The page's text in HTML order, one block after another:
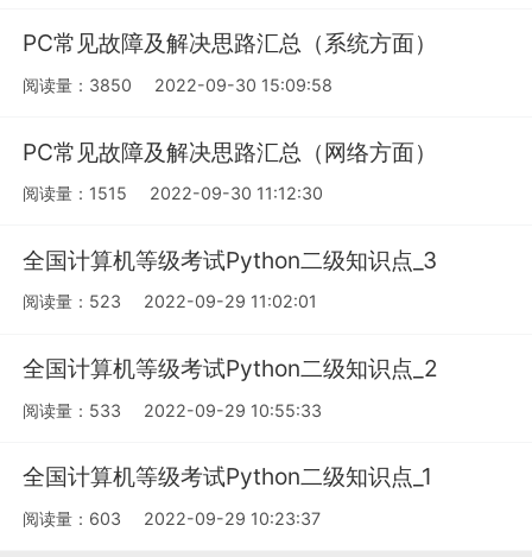
PC常见故障及解决思路汇总（系统方面）
阅读量：3850 2022-09-30 15:09:58
PC常见故障及解决思路汇总（网络方面）
阅读量：1515 2022-09-30 11:12:30
全国计算机等级考试Python二级知识点_3
阅读量：523 2022-09-29 11:02:01
全国计算机等级考试Python二级知识点_2
阅读量：533 2022-09-29 10:55:33
全国计算机等级考试Python二级知识点_1
阅读量：603 2022-09-29 10:23:37